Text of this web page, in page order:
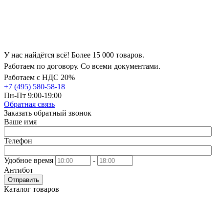
У нас найдётся всё! Более 15 000 товаров.
Работаем по договору. Со всеми документами.
Работаем с НДС 20%
+7 (495) 580-58-18
Пн-Пт 9:00-19:00
Обратная связь
Заказать обратный звонок
Ваше имя
Телефон
Удобное время
-
Антибот
Отправить
Каталог товаров